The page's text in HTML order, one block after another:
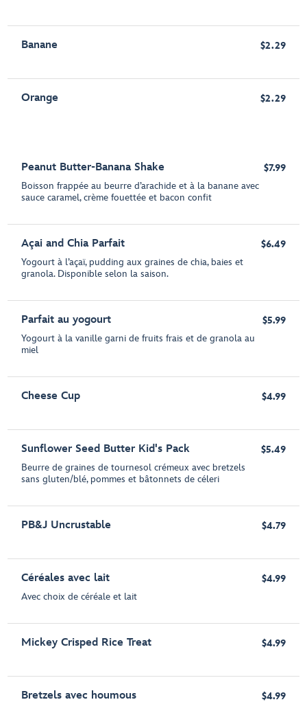
Banane $2.29
Orange $2.29
Peanut Butter-Banana Shake
Boisson frappée au beurre d’arachide et à la banane avec
sauce caramel, crème fouettée et bacon confit
$7.99
Açai and Chia Parfait
Yogourt à l’açaï, pudding aux graines de chia, baies et
granola. Disponible selon la saison.
$6.49
Parfait au yogourt
Yogourt à la vanille garni de fruits frais et de granola au
miel
$5.99
Cheese Cup $4.99
Sunflower Seed Butter Kid's Pack
Beurre de graines de tournesol crémeux avec bretzels
sans gluten/blé, pommes et bâtonnets de céleri
$5.49
PB&J Uncrustable $4.79
Céréales avec lait
Avec choix de céréale et lait
$4.99
Mickey Crisped Rice Treat $4.99
Bretzels avec houmous $4.99